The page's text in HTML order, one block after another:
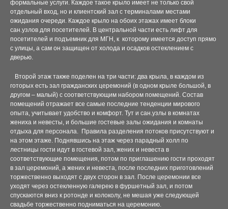
КОТТЕДЖ 9
КОТТЕДЖ 10 (РЕКОНСТРУКЦИЯ НЕЗАВЕРШЕННОГО
БЛАГОУСТРОЙСТВО ТЕРРИТОРИИ
БЛАГОУСТРОЙСТВО ДЛЯ ЧАСТНОГО УЧАСТКА
БЛАГОУСТРОЙСТВО УЧАСТКА 13-14 СОТ
СКВЕР «СТРОИТЕЛЕЙ» НА ПЕРЕСЕЧЕНИИ УЛИЦ
СКВЕР СПОРТИВНОЙ СЛАВЫ ПО УЛИЦЕ 60 ЛЕТ
БЛАГОУСТРОЙСТВО СКВЕРА В ПГТ. ИЗЛУЧИНСК
формальные услуги. Каждое такое крыло имеет не только свой
отдельный вход, но и клиентский зал с терминалами местами
ожидания очереди. Каждое крыло на обоих этажах имеет блоки
сан.узлов для посетителей. В центральной части есть лифт для
посетителей и подъемник для МГН, к которому имеется доступ прямо
с улицы, а сам он защищен от холода и осадков остеклением с
дверью.
Второй этаж также поделен на три части: два крыла, в каждом из
готорых есть зал гражданских церемоний (в одном крыле большой, в
другом – малый) с соответствующим набором помещений. Состав
помещений отражает все самые последние тенденции мирового
опыта, учитывает удобство и комфорт. Тут и сан.узлы в комнатах
жениха и невесты, и большие гостевые залы ожидания и комнаты
отдыха для персонала. Правила разделения потоков присутствуют и
на этом этаже. Поднявшись на этаж через парадный холл по
лестницы гости идут в гостевой зал, жених и невеста в
соответствующие помещения, потом по приглашению гости проходят
в зал церемоний, а жених и невеста, после последних приготовлений
торжественно выходят с двух сторон в зал. После церемонии все
уходят через остекленную галерею в фуршетный зал, и потом
спускаются вниз к ротонде и колоколу, не мешая уже следующей
свадьбе торжественно подниматься на церемонию.